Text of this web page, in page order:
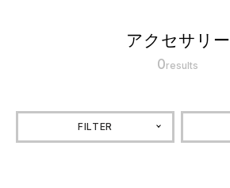
アクセサリー
0results
FILTER